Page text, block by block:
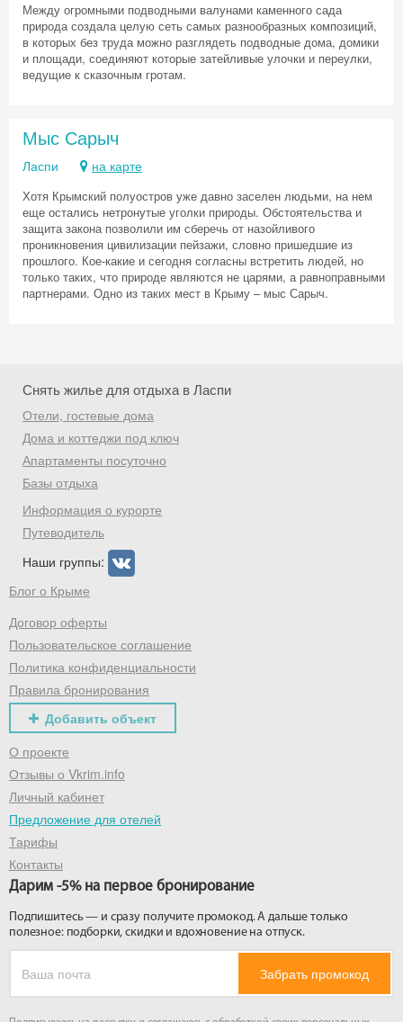
Между огромными подводными валунами каменного сада
природа создала целую сеть самых разнообразных композиций,
в которых без труда можно разглядеть подводные дома, домики
и площади, соединяют которые затейливые улочки и переулки,
ведущие к сказочным гротам.
Мыс Сарыч
Ласпи на карте
Хотя Крымский полуостров уже давно заселен людьми, на нем
еще остались нетронутые уголки природы. Обстоятельства и
защита закона позволили им сберечь от назойливого
проникновения цивилизации пейзажи, словно пришедшие из
прошлого. Кое-какие и сегодня согласны встретить людей, но
только таких, что природе являются не царями, а равноправными
партнерами. Одно из таких мест в Крыму – мыс Сарыч.
Снять жилье для отдыха в Ласпи
Отели, гостевые дома
Дома и коттеджи под ключ
Апартаменты посуточно
Базы отдыха
Информация о курорте
Путеводитель
Наши группы:
Блог о Крыме
Договор оферты
Пользовательское соглашение
Политика конфиденциальности
Правила бронирования
Добавить объект
О проекте
Отзывы о Vkrim.info
Личный кабинет
Предложение для отелей
Тарифы
Контакты
Дарим -5% на первое бронирование
Подпишитесь — и сразу получите промокод. А дальше только
полезное: подборки, скидки и вдохновение на отпуск.
Забрать промокод
Скидка −5%
Получить промокод